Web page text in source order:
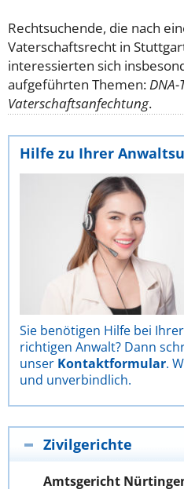
Rechtsuchende, die nach
Vaterschaftsrecht in
interessierten sich
aufgeführten Themen:DNA-
Vaterschaftsanfechtung.
Hilfe zu Ihrer
Sie benötigen Hilfe bei
richtigen Anwalt? Dann
unser Kontaktformular.
und unverbindlich.
Zivilgerichte
Amtsgericht